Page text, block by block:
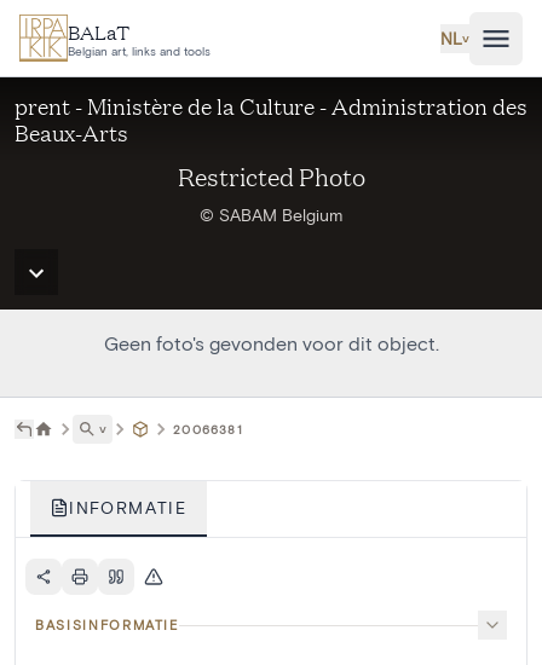
Ga naar hoofdinhoud
BALaT
Belgian art, links and tools
NL˅
Restricted Photo
© SABAM Belgium
prent - Ministère de la Culture - Administration des
Beaux-Arts
Geen foto's gevonden voor dit object.
˅ 20066381
INFORMATIE
BASISINFORMATIE